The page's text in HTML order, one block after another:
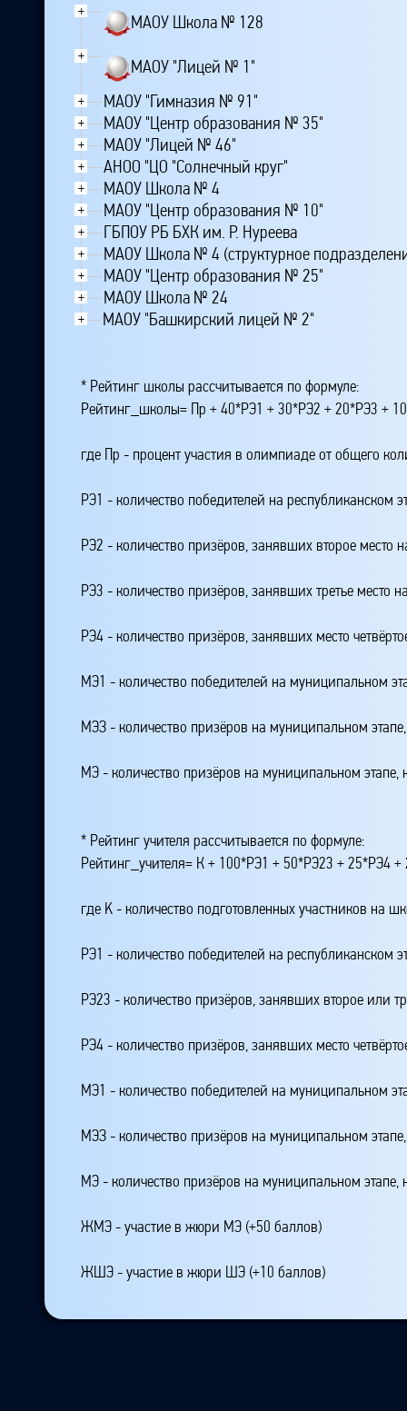
+
МАОУ Школа № 128
+
МАОУ "Лицей № 1"
+ МАОУ "Гимназия № 91"
+ МАОУ "Центр образования № 35"
+ МАОУ "Лицей № 46"
+ АНОО "ЦО "Солнечный круг"
+ МАОУ Школа № 4
+ МАОУ "Центр образования № 10"
+ ГБПОУ РБ БХК им. Р. Нуреева
+ МАОУ Школа № 4 (структурное
+ МАОУ "Центр образования № 25"
+ МАОУ Школа № 24
+ МАОУ "Башкирский лицей № 2"
* Рейтинг школы рассчитывается по формуле:
Рейтинг_школы= Пр + 40*РЭ1 + 30*РЭ2 + 20*РЭ3 +
где Пр - процент участия в олимпиаде от общего
РЭ1 - количество победителей на республиканском
РЭ2 - количество призёров, занявших второе место
РЭ3 - количество призёров, занявших третье место
РЭ4 - количество призёров, занявших место
МЭ1 - количество победителей на муниципальном
МЭЗ - количество призёров на муниципальном
МЭ - количество призёров на муниципальном
* Рейтинг учителя рассчитывается по формуле:
Рейтинг_учителя= К + 100*РЭ1 + 50*РЭ23 +
где K - количество подготовленных участников на
РЭ1 - количество победителей на республиканском
РЭ23 - количество призёров, занявших второе или
РЭ4 - количество призёров, занявших место
МЭ1 - количество победителей на муниципальном
МЭЗ - количество призёров на муниципальном
МЭ - количество призёров на муниципальном
ЖМЭ - участие в жюри МЭ (+50 баллов)
ЖШЭ - участие в жюри ШЭ (+10 баллов)